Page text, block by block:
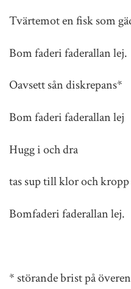
Tvärtemot en fisk som
Bom faderi faderallan lej.
Oavsett sån diskrepans*
Bom faderi faderallan lej
Hugg i och dra
tas sup till klor och kropp
Bomfaderi faderallan lej.
* störande brist på